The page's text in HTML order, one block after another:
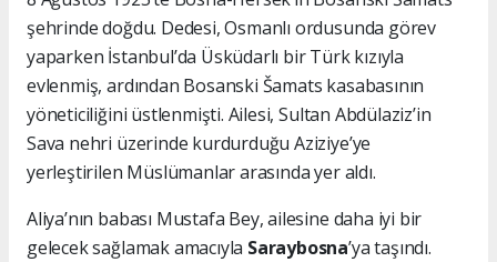
şehrinde doğdu. Dedesi, Osmanlı ordusunda görev
yaparken İstanbul’da Üsküdarlı bir Türk kızıyla
evlenmiş, ardından Bosanski Šamats kasabasının
yöneticiliğini üstlenmişti. Ailesi, Sultan Abdülaziz’in
Sava nehri üzerinde kurdurduğu Aziziye’ye
yerleştirilen Müslümanlar arasında yer aldı.
Aliya’nın babası Mustafa Bey, ailesine daha iyi bir
gelecek sağlamak amacıyla Saraybosna’ya taşındı.